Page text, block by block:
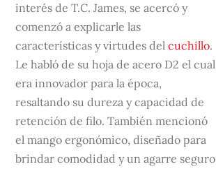
interés de T.C. James, se acercó y
comenzó a explicarle las
características y virtudes delcuchillo.
Le habló de su hoja de acero D2 el cual
era innovador para la época,
resaltando su dureza y capacidad de
retención de filo. También mencionó
el mango ergonómico, diseñado para
brindar comodidad y un agarre seguro